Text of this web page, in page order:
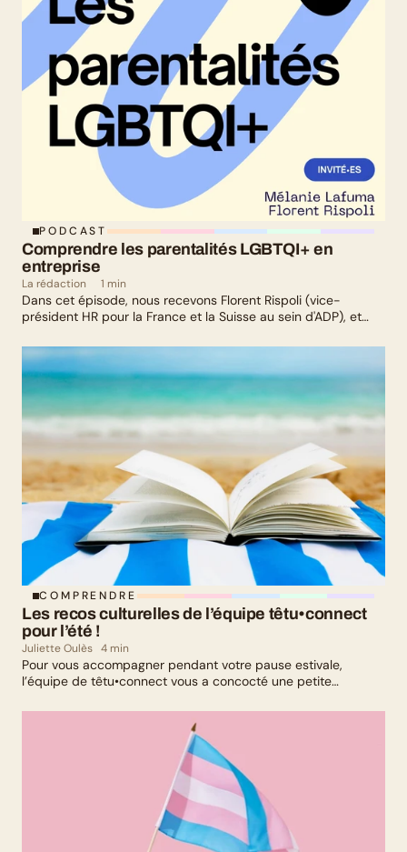
PODCAST
Comprendre les parentalités LGBTQI+ en
entreprise
La rédaction 1 min
Dans cet épisode, nous recevons Florent Rispoli (vice-
président HR pour la France et la Suisse au sein d'ADP), et
leurs parcours de parents LGBTQ+.
COMPRENDRE
Les recos culturelles de l’équipe têtu•connect
pour l’été !
Juliette Oulès 4 min
Pour vous accompagner pendant votre pause estivale,
l’équipe de têtu•connect vous a concocté une petite
culturelle : il y en a pour tous les goûts !